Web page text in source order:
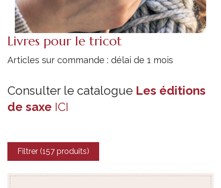
Livres pour le tricot
Articles sur commande : délai de 1 mois
Consulter le catalogue Les éditions
de saxe ICI
Filtrer (157 produits)